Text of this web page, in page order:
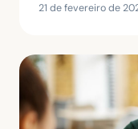
21 de fevereiro de